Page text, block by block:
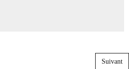
Suivant